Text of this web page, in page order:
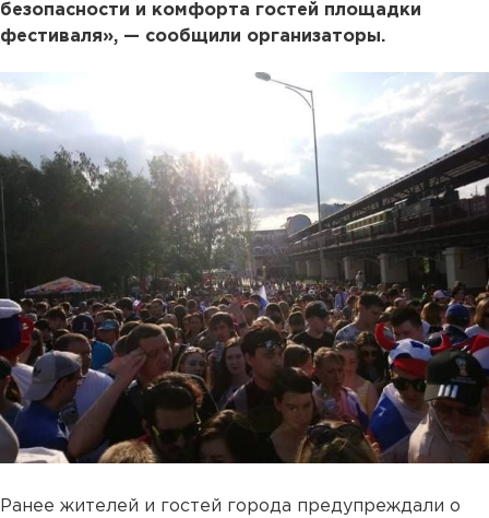
безопасности и комфорта гостей площадки
фестиваля», — сообщили организаторы.
Ранее жителей и гостей города предупреждали о